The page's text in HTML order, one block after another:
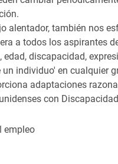
alentador, también nos
a todos los aspirantes
discapacidad,
individuo' en cualquier
adaptaciones
con
empleo